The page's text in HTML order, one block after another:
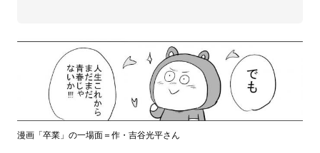
漫画「卒業」の一場面＝作・吉谷光平さん